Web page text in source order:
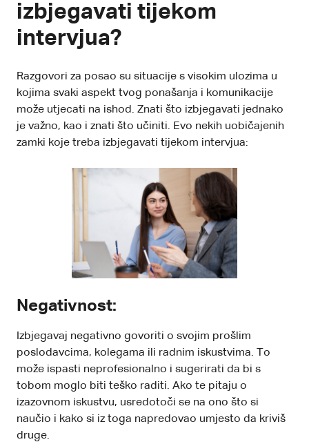
izbjegavati tijekom
intervjua?
Razgovori za posao su situacije s visokim ulozima u
kojima svaki aspekt tvog ponašanja i komunikacije
može utjecati na ishod. Znati što izbjegavati jednako
je važno, kao i znati što učiniti. Evo nekih uobičajenih
zamki koje treba izbjegavati tijekom intervjua:
Negativnost:
Izbjegavaj negativno govoriti o svojim prošlim
poslodavcima, kolegama ili radnim iskustvima. To
može ispasti neprofesionalno i sugerirati da bi s
tobom moglo biti teško raditi. Ako te pitaju o
izazovnom iskustvu, usredotoči se na ono što si
naučio i kako si iz toga napredovao umjesto da kriviš
druge.